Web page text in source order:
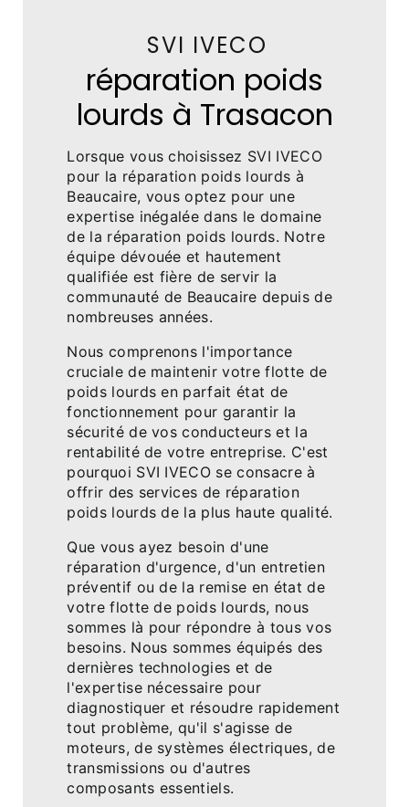
SVI IVECO
réparation poids
lourds à Trasacon
Lorsque vous choisissez SVI IVECO
pour la réparation poids lourds à
Beaucaire, vous optez pour une
expertise inégalée dans le domaine
de la réparation poids lourds. Notre
équipe dévouée et hautement
qualifiée est fière de servir la
communauté de Beaucaire depuis de
nombreuses années.
Nous comprenons l'importance
cruciale de maintenir votre flotte de
poids lourds en parfait état de
fonctionnement pour garantir la
sécurité de vos conducteurs et la
rentabilité de votre entreprise. C'est
pourquoi SVI IVECO se consacre à
offrir des services de réparation
poids lourds de la plus haute qualité.
Que vous ayez besoin d'une
réparation d'urgence, d'un entretien
préventif ou de la remise en état de
votre flotte de poids lourds, nous
sommes là pour répondre à tous vos
besoins. Nous sommes équipés des
dernières technologies et de
l'expertise nécessaire pour
diagnostiquer et résoudre rapidement
tout problème, qu'il s'agisse de
moteurs, de systèmes électriques, de
transmissions ou d'autres
composants essentiels.